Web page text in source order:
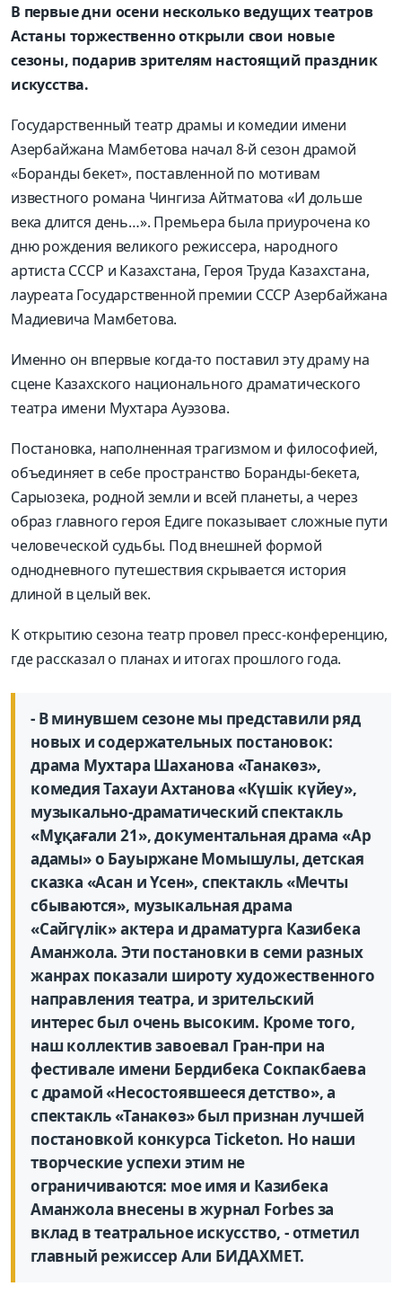
В первые дни осени несколько ведущих театров
Астаны торжественно открыли свои новые
сезоны, подарив зрителям настоящий праздник
искусства.
Государственный театр драмы и комедии имени
Азербайжана Мамбетовa начал 8-й сезон драмой
«Боранды бекет», поставленной по мотивам
известного романа Чингиза Айтматова «И дольше
века длится день…». Премьера была приурочена ко
дню рождения великого режиссера, народного
артиста СССР и Казахстана, Героя Труда Казахстана,
лауреата Государственной премии СССР Азербайжана
Мадиевича Мамбетова.
Именно он впервые когда-то поставил эту драму на
сцене Казахского национального драматического
театра имени Мухтара Ауэзова.
Постановка, наполненная трагизмом и философией,
объединяет в себе пространство Боранды-бекета,
Сарыозека, родной земли и всей планеты, а через
образ главного героя Едиге показывает сложные пути
человеческой судьбы. Под внешней формой
однодневного путешествия скрывается история
длиной в целый век.
К открытию сезона театр провел пресс-конференцию,
где рассказал о планах и итогах прошлого года.
- В минувшем сезоне мы представили ряд
новых и содержательных постановок:
драма Мухтара Шаханова «Танакөз»,
комедия Тахауи Ахтанова «Күшік күйеу»,
музыкально-драматический спектакль
«Мұқағали 21», документальная драма «Ар
адамы» о Бауыржане Момышулы, детская
сказка «Асан и Үсен», спектакль «Мечты
сбываются», музыкальная драма
«Сайгүлік» актера и драматурга Казибека
Аманжола. Эти постановки в семи разных
жанрах показали широту художественного
направления театра, и зрительский
интерес был очень высоким. Кроме того,
наш коллектив завоевал Гран-при на
фестивале имени Бердибека Сокпакбаева
с драмой «Несостоявшееся детство», а
спектакль «Танакөз» был признан лучшей
постановкой конкурса Ticketon. Но наши
творческие успехи этим не
ограничиваются: мое имя и Казибека
Аманжола внесены в журнал Forbes за
вклад в театральное искусство, - отметил
главный режиссер Али БИДАХМЕТ.